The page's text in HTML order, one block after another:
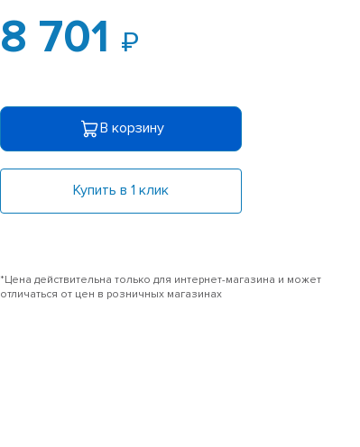
8 701
В корзину
Купить в 1 клик
*Цена действительна только для интернет-магазина и может
отличаться от цен в розничных магазинах